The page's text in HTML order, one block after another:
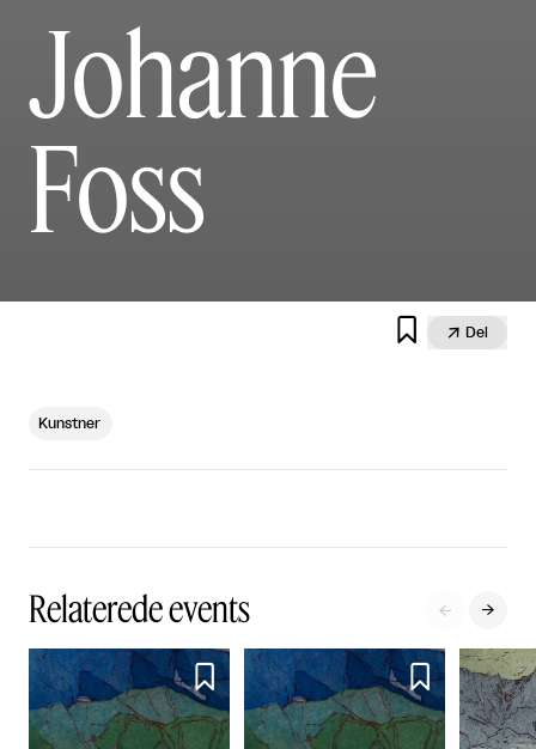
Johanne
Foss
  Del
Kunstner
Relaterede events  
 